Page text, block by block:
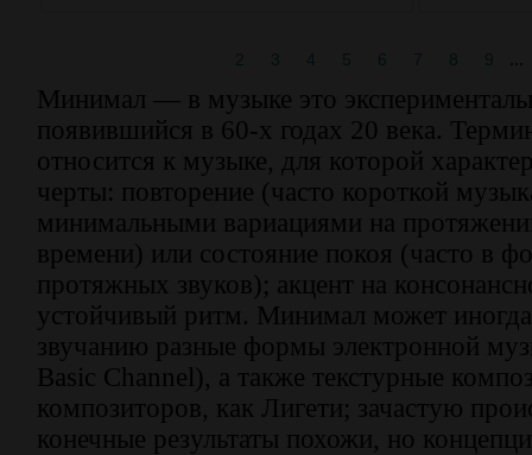
2 3 4 5 6 7 8 9
Минимал — в музыке это
появившийся в 60-х годах 20 века.
относится к музыке, для которой
черты: повторение (часто короткой
минимальными вариациями на
времени) или состояние покоя (часто в
протяжных звуков); акцент на
устойчивый ритм. Минимал может
звучанию разные формы электронной
Basic Channel), а также текстурные
композиторов, как Лигети; зачастую
конечные результаты похожи, но